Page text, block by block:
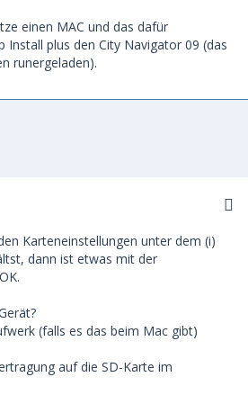
einen MAC und das dafür
Install plus den City Navigator 09 (das
runergeladen).
Karteneinstellungen unter dem (i)
dann ist etwas mit der
(falls es das beim Mac gibt)
auf die SD-Karte im